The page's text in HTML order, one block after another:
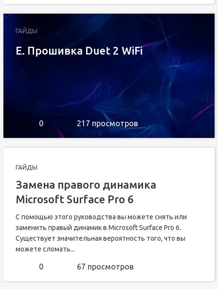
ГАЙДЫ
E. Прошивка Duet 2 WiFi
0 217 просмотров
ГАЙДЫ
Замена правого динамика
Microsoft Surface Pro 6
С помощью этого руководства вы можете снять или
заменить правый динамик в Microsoft Surface Pro 6.
Существует значительная вероятность того, что вы
можете сломать...
0 67 просмотров